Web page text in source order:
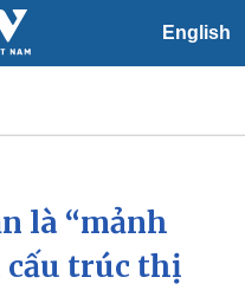
English
hội
Tin 24h
Dự báo thời tiết
là “mảnh
cấu trúc thị